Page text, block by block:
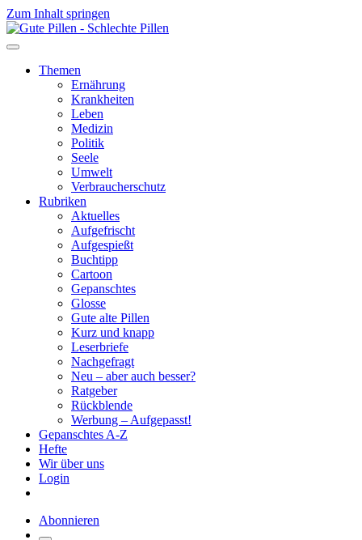
Zum Inhalt springen
Themen
Ernährung
Krankheiten
Leben
Medizin
Politik
Seele
Umwelt
Verbraucherschutz
Rubriken
Aktuelles
Aufgefrischt
Aufgespießt
Buchtipp
Cartoon
Gepanschtes
Glosse
Gute alte Pillen
Kurz und knapp
Leserbriefe
Nachgefragt
Neu – aber auch besser?
Ratgeber
Rückblende
Werbung – Aufgepasst!
Gepanschtes A-Z
Hefte
Wir über uns
Login
Abonnieren